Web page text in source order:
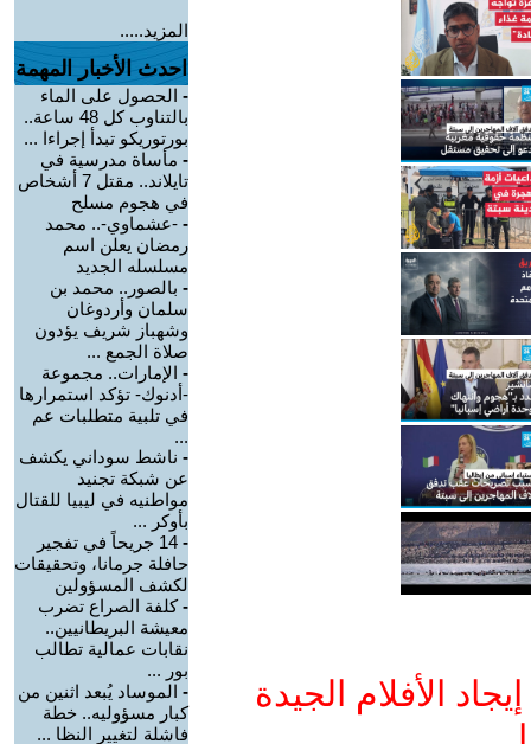
الأفلام الجيدة
المزيد.....
احدث الأخبار المهمة
- الحصول على الماء
بالتناوب كل 48 ساعة..
بورتوريكو تبدأ إجراءا ...
- مأساة مدرسية في
تايلاند.. مقتل 7 أشخاص
في هجوم مسلح
- -عشماوي-.. محمد
رمضان يعلن اسم
مسلسله الجديد
- بالصور.. محمد بن
سلمان وأردوغان
وشهباز شريف يؤدون
صلاة الجمع ...
- الإمارات.. مجموعة
-أدنوك- تؤكد استمرارها
في تلبية متطلبات عم
...
- ناشط سوداني يكشف
عن شبكة تجنيد
مواطنيه في ليبيا للقتال
بأوكر ...
-
14 جريحاً في تفجير
حافلة جرمانا، وتحقيقات
لكشف المسؤولين
-كلفة الصراع تضرب
معيشة البريطانيين..
نقابات عمالية تطالب
بور ...
- الموساد يُبعد اثنين من
كبار مسؤوليه.. خطة
فاشلة لتغيير النظا ...